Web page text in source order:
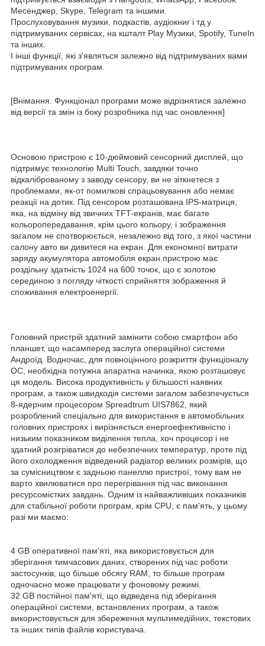
Месенджер, Skype, Telegram та іншими.
Прослуховування музики, подкастів, аудіокниг і тд у
підтримуваних сервісах, на кшталт Play Музики, Spotify, TuneIn
та інших.
І інші функції, які з'являться залежно від підтримуваних вами
підтримуваних програм.
[Внімання. Функціонал програми може відрізнятися залежно
від версії та змін із боку розробника під час оновлення]
Основою пристрою є 10-дюймовий сенсорний дисплей, що
підтримує технологію Multi Touch, завдяки точно
відкаліброваному з заводу сенсору, ви не зіткнетеся з
проблемами, як-от помилкові спрацьовування або немає
реакції на дотик. Під сенсором розташована IPS-матриця,
яка, на відміну від звичних TFT-екранів, має багате
кольоропередавання, крім цього кольору, і зображення
загалом не спотворюється, незалежно від того, з якої частини
салону авто ви дивитеся на екран. Для економної витрати
заряду акумулятора автомобіля екран пристрою має
роздільну здатність 1024 на 600 точок, що є золотою
серединою з погляду чіткості сприйняття зображення й
споживання електроенергії.
Головний пристрій здатний замінити собою смартфон або
планшет, що насамперед заслуга операційної системи
Андроїд. Водночас, для повноцінного розкриття функціоналу
ОС, необхідна потужна апаратна начинка, якою розташовує
ця модель. Висока продуктивність у більшості наявних
програм, а також швидкодія системи загалом забезпечується
8-ядерним процесором Spreadtrum UIS7862, який
розроблений спеціально для використання в автомобільних
головних пристроях і вирізняється енергоефективністю і
низьким показником виділення тепла, хоч процесор і не
здатний розігріватися до небезпечних температур, проте під
його охолодження відведений радіатор великих розмірів, що
за сумісництвом є задньою панеллю пристрої, тому вам не
варто хвилюватися про перегрівання під час виконання
ресурсомістких завдань. Одним із найважливіших показників
для стабільної роботи програм, крім CPU, є пам'ять, у цьому
разі ми маємо:
4 GB оперативної пам'яті, яка використовується для
зберігання тимчасових даних, створених під час роботи
застосунків, що більше обсягу RAM, то більше програм
одночасно може працювати у фоновому режимі.
32 GB постійної пам'яті, що відведена під зберігання
операційної системи, встановлених програм, а також
використовується для збереження мультимедійних, текстових
та інших типів файлів користувача.